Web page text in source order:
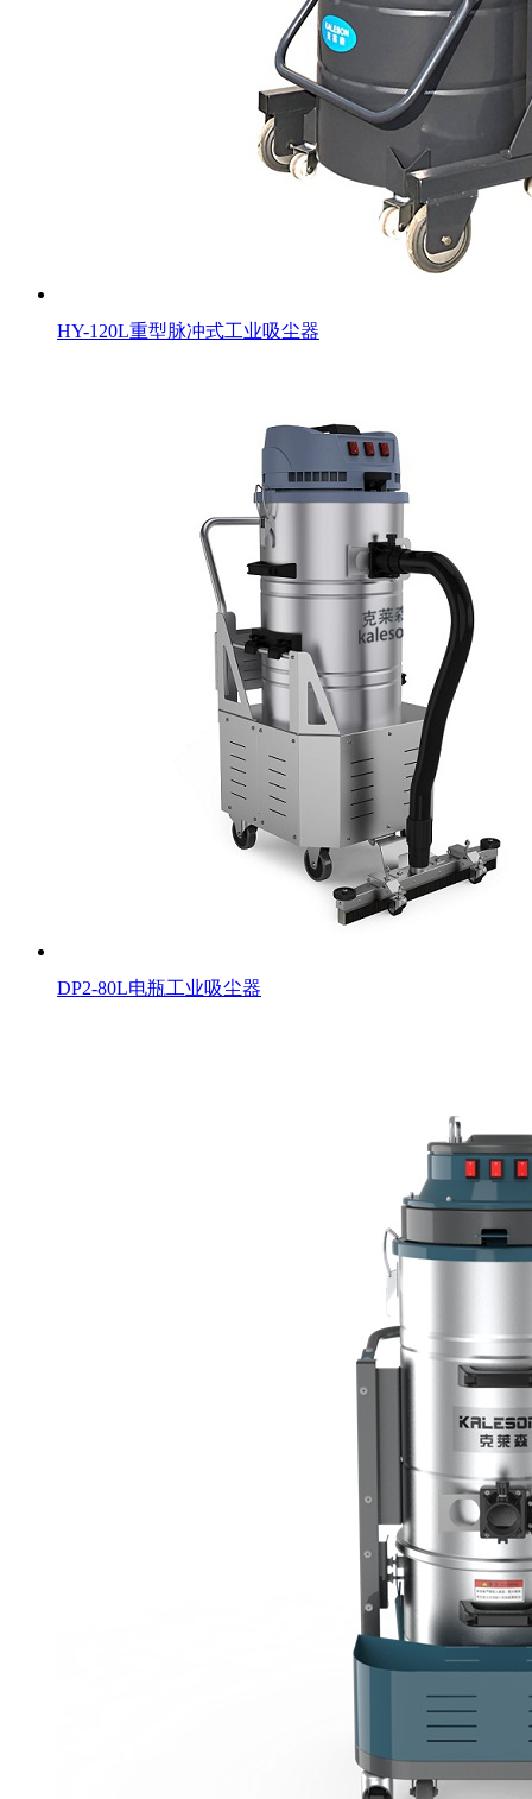
HY-120L重型脉冲式工业吸尘器
DP2-80L电瓶工业吸尘器